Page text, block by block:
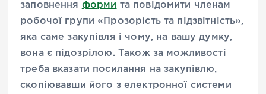
заповнення форми та повідомити членам
робочої групи «Прозорість та підзвітність»,
яка саме закупівля і чому, на вашу думку,
вона є підозрілою. Також за можливості
треба вказати посилання на закупівлю,
скопіювавши його з електронної системи